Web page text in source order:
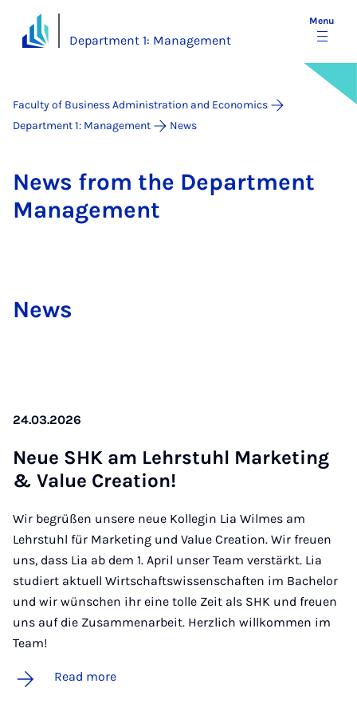
Department 1: Management
Menu
Faculty of Business Administration and Economics
Department 1: Management
News
News from the De­part­ment
Man­age­ment
News
24.03.2026
Neue SHK am Lehr­stuhl Mar­ket­ing
& Value Cre­ation!
Wir begrüßen unsere neue Kollegin Lia Wilmes am
Lehrstuhl für Marketing und Value Creation. Wir freuen
uns, dass Lia ab dem 1. April unser Team verstärkt. Lia
studiert aktuell Wirtschaftswissenschaften im Bachelor
und wir wünschen ihr eine tolle Zeit als SHK und freuen
uns auf die Zusammenarbeit. Herzlich willkommen im
Team!
Read more